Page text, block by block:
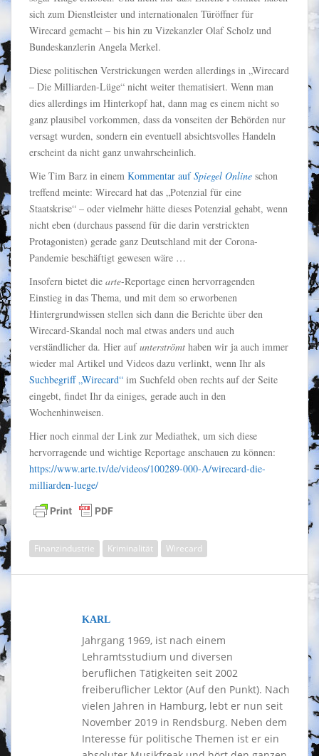
sich zum Dienstleister und internationalen Türöffner für
Wirecard gemacht – bis hin zu Vizekanzler Olaf Scholz und
Bundeskanzlerin Angela Merkel.
Diese politischen Verstrickungen werden allerdings in „Wirecard
– Die Milliarden-Lüge“ nicht weiter thematisiert. Wenn man
dies allerdings im Hinterkopf hat, dann mag es einem nicht so
ganz plausibel vorkommen, dass da vonseiten der Behörden nur
versagt wurden, sondern ein eventuell absichtsvolles Handeln
erscheint da nicht ganz unwahrscheinlich.
Wie Tim Barz in einem Kommentar aufSpiegel Online schon
treffend meinte: Wirecard hat das „Potenzial für eine
Staatskrise“ – oder vielmehr hätte dieses Potenzial gehabt, wenn
nicht eben (durchaus passend für die darin verstrickten
Protagonisten) gerade ganz Deutschland mit der Corona-
Pandemie beschäftigt gewesen wäre …
Insofern bietet die arte-Reportage einen hervorragenden
Einstieg in das Thema, und mit dem so erworbenen
Hintergrundwissen stellen sich dann die Berichte über den
Wirecard-Skandal noch mal etwas anders und auch
verständlicher da. Hier aufunterströmt haben wir ja auch immer
wieder mal Artikel und Videos dazu verlinkt, wenn Ihr als
Suchbegriff „Wirecard“ im Suchfeld oben rechts auf der Seite
eingebt, findet Ihr da einiges, gerade auch in den
Wochenhinweisen.
Hier noch einmal der Link zur Mediathek, um sich diese
hervorragende und wichtige Reportage anschauen zu können:
https://www.arte.tv/de/videos/100289-000-A/wirecard-die-
milliarden-luege/
Finanzindustrie Kriminalität Wirecard
KARL
Jahrgang 1969, ist nach einem
Lehramtsstudium und diversen
beruflichen Tätigkeiten seit 2002
freiberuflicher Lektor (Auf den Punkt). Nach
vielen Jahren in Hamburg, lebt er nun seit
November 2019 in Rendsburg. Neben dem
Interesse für politische Themen ist er ein